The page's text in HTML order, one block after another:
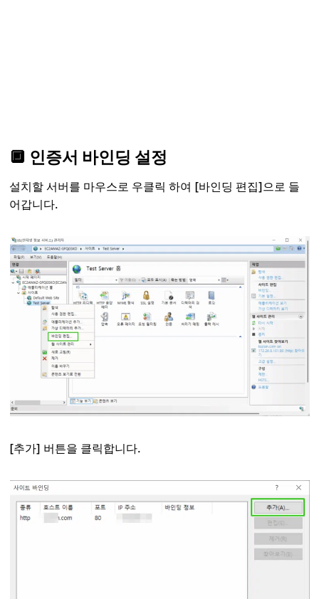
🔲 인증서 바인딩 설정
설치할 서버를 마우스로 우클릭 하여 [바인딩 편집]으로 들
어갑니다.
[추가] 버튼을 클릭합니다.